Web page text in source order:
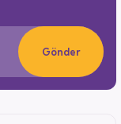
Gönder